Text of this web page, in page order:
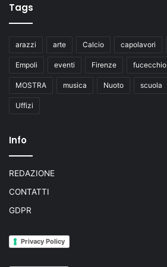
Tags
arazzi arte Calcio capolavori
Empoli eventi Firenze fucecchio
MOSTRA musica Nuoto scuola
Uffizi
Info
REDAZIONE
CONTATTI
GDPR
Privacy Policy